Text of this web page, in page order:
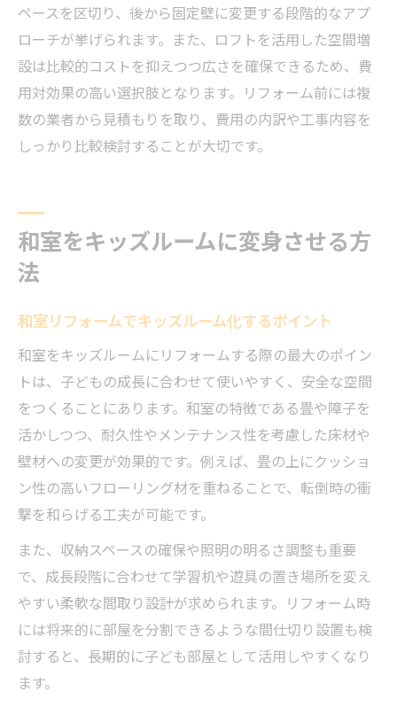
ペースを区切り、後から固定壁に変更する段階的なアプ
ローチが挙げられます。また、ロフトを活用した空間増
設は比較的コストを抑えつつ広さを確保できるため、費
用対効果の高い選択肢となります。リフォーム前には複
数の業者から見積もりを取り、費用の内訳や工事内容を
しっかり比較検討することが大切です。
和室をキッズルームに変身させる方
法
和室リフォームでキッズルーム化するポイント
和室をキッズルームにリフォームする際の最大のポイン
トは、子どもの成長に合わせて使いやすく、安全な空間
をつくることにあります。和室の特徴である畳や障子を
活かしつつ、耐久性やメンテナンス性を考慮した床材や
壁材への変更が効果的です。例えば、畳の上にクッショ
ン性の高いフローリング材を重ねることで、転倒時の衝
撃を和らげる工夫が可能です。
また、収納スペースの確保や照明の明るさ調整も重要
で、成長段階に合わせて学習机や遊具の置き場所を変え
やすい柔軟な間取り設計が求められます。リフォーム時
には将来的に部屋を分割できるような間仕切り設置も検
討すると、長期的に子ども部屋として活用しやすくなり
ます。